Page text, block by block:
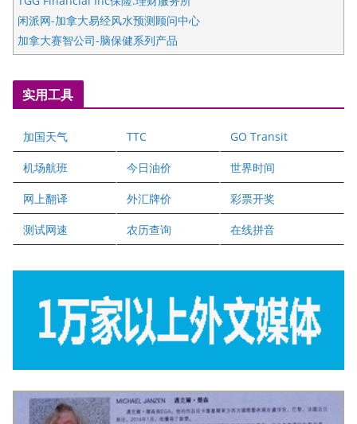
闲派网-加拿大易经风水预测顾问中心
加拿大赛智公司-脑保健系列产品
五星国艺拍卖及评估公司
国际注册执业营养师公会
爱德华连锁酒店万锦分店
健健宝公司
二十一世纪美联地产公司
全球趋势移民留学
盛达资本
正点印艺设计
实用工具
加国天气 TTC GO Transit
机场航班 今日油价 世界时间
网上翻译 外汇牌价 彩票开奖
测试网速 农历查询 在线拼音